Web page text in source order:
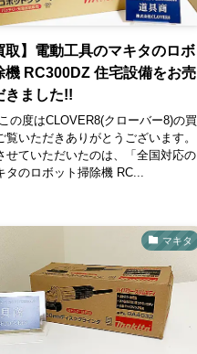
取】電動工具のマキタのロボ
機 RC300DZ 住宅設備をお売
きました!!
の度はCLOVER8(クローバー8)の買
覧いただきありがとうございます。
せていただいたのは、「全国対応の
タのロボット掃除機 RC...
マキタ